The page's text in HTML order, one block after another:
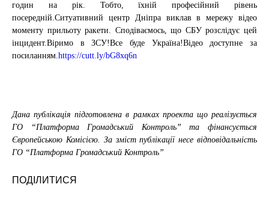
годин на рік. Тобто, їхній професійний рівень
посередній.Ситуативний центр Дніпра виклав в мережу відео
моменту прильоту ракети. Сподіваємось, що СБУ розслідує цей
інцидент.Віримо в ЗСУ!Все буде Україна!Відео доступне за
посиланням.https://cutt.ly/bG8xq6n
Дана публікація підготовлена в рамках проекта що реалізується
ГО “Платформа Громадський Контроль” та фінансується
Європейською Комісією. За зміст публікації несе відповідальність
ГО “Платформа Громадський Контроль”
ПОДІЛИТИСЯ